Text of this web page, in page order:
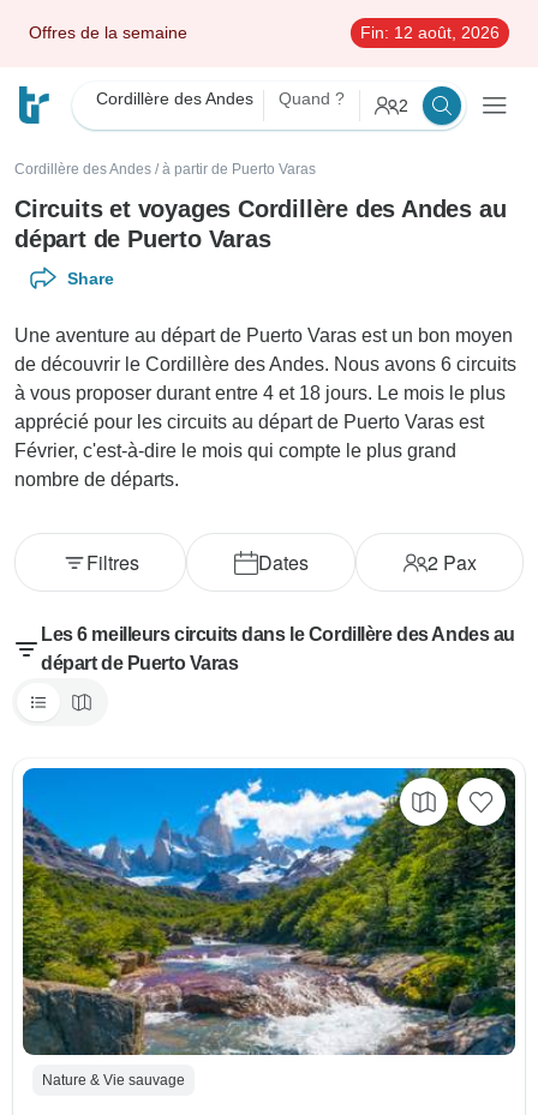
Offres de la semaine Fin: 12 août, 2026
Cordillère des Andes Quand ? 2
Cordillère des Andes / à partir de Puerto Varas
Circuits et voyages Cordillère des Andes au
départ de Puerto Varas
Share
Une aventure au départ de Puerto Varas est un bon moyen
de découvrir le Cordillère des Andes. Nous avons 6 circuits
à vous proposer durant entre 4 et 18 jours. Le mois le plus
apprécié pour les circuits au départ de Puerto Varas est
Février, c'est-à-dire le mois qui compte le plus grand
nombre de départs.
Dates 2Pax
Filtres
Les 6 meilleurs circuits dans le Cordillère des Andes au
départ de Puerto Varas
Nature & Vie sauvage